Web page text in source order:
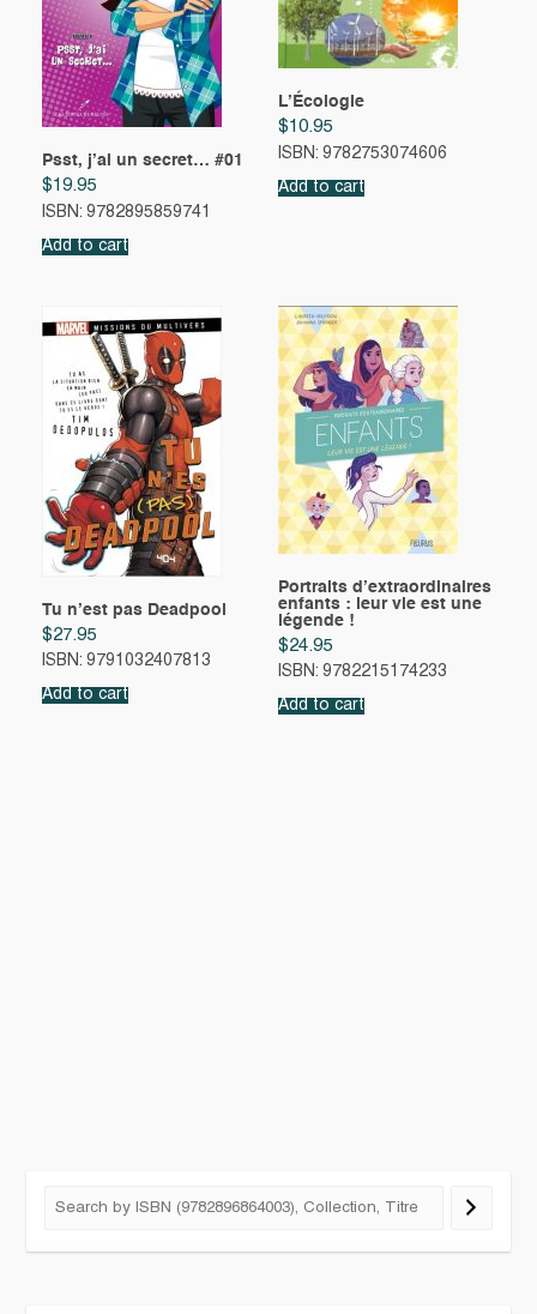
Psst, j’ai un secret… #01
$19.95
ISBN: 9782895859741
Add to cart
L’Écologie
$10.95
ISBN: 9782753074606
Add to cart
Tu n’est pas Deadpool
$27.95
ISBN: 9791032407813
Add to cart
Portraits d’extraordinaires
enfants : leur vie est une
légende !
$24.95
ISBN: 9782215174233
Add to cart